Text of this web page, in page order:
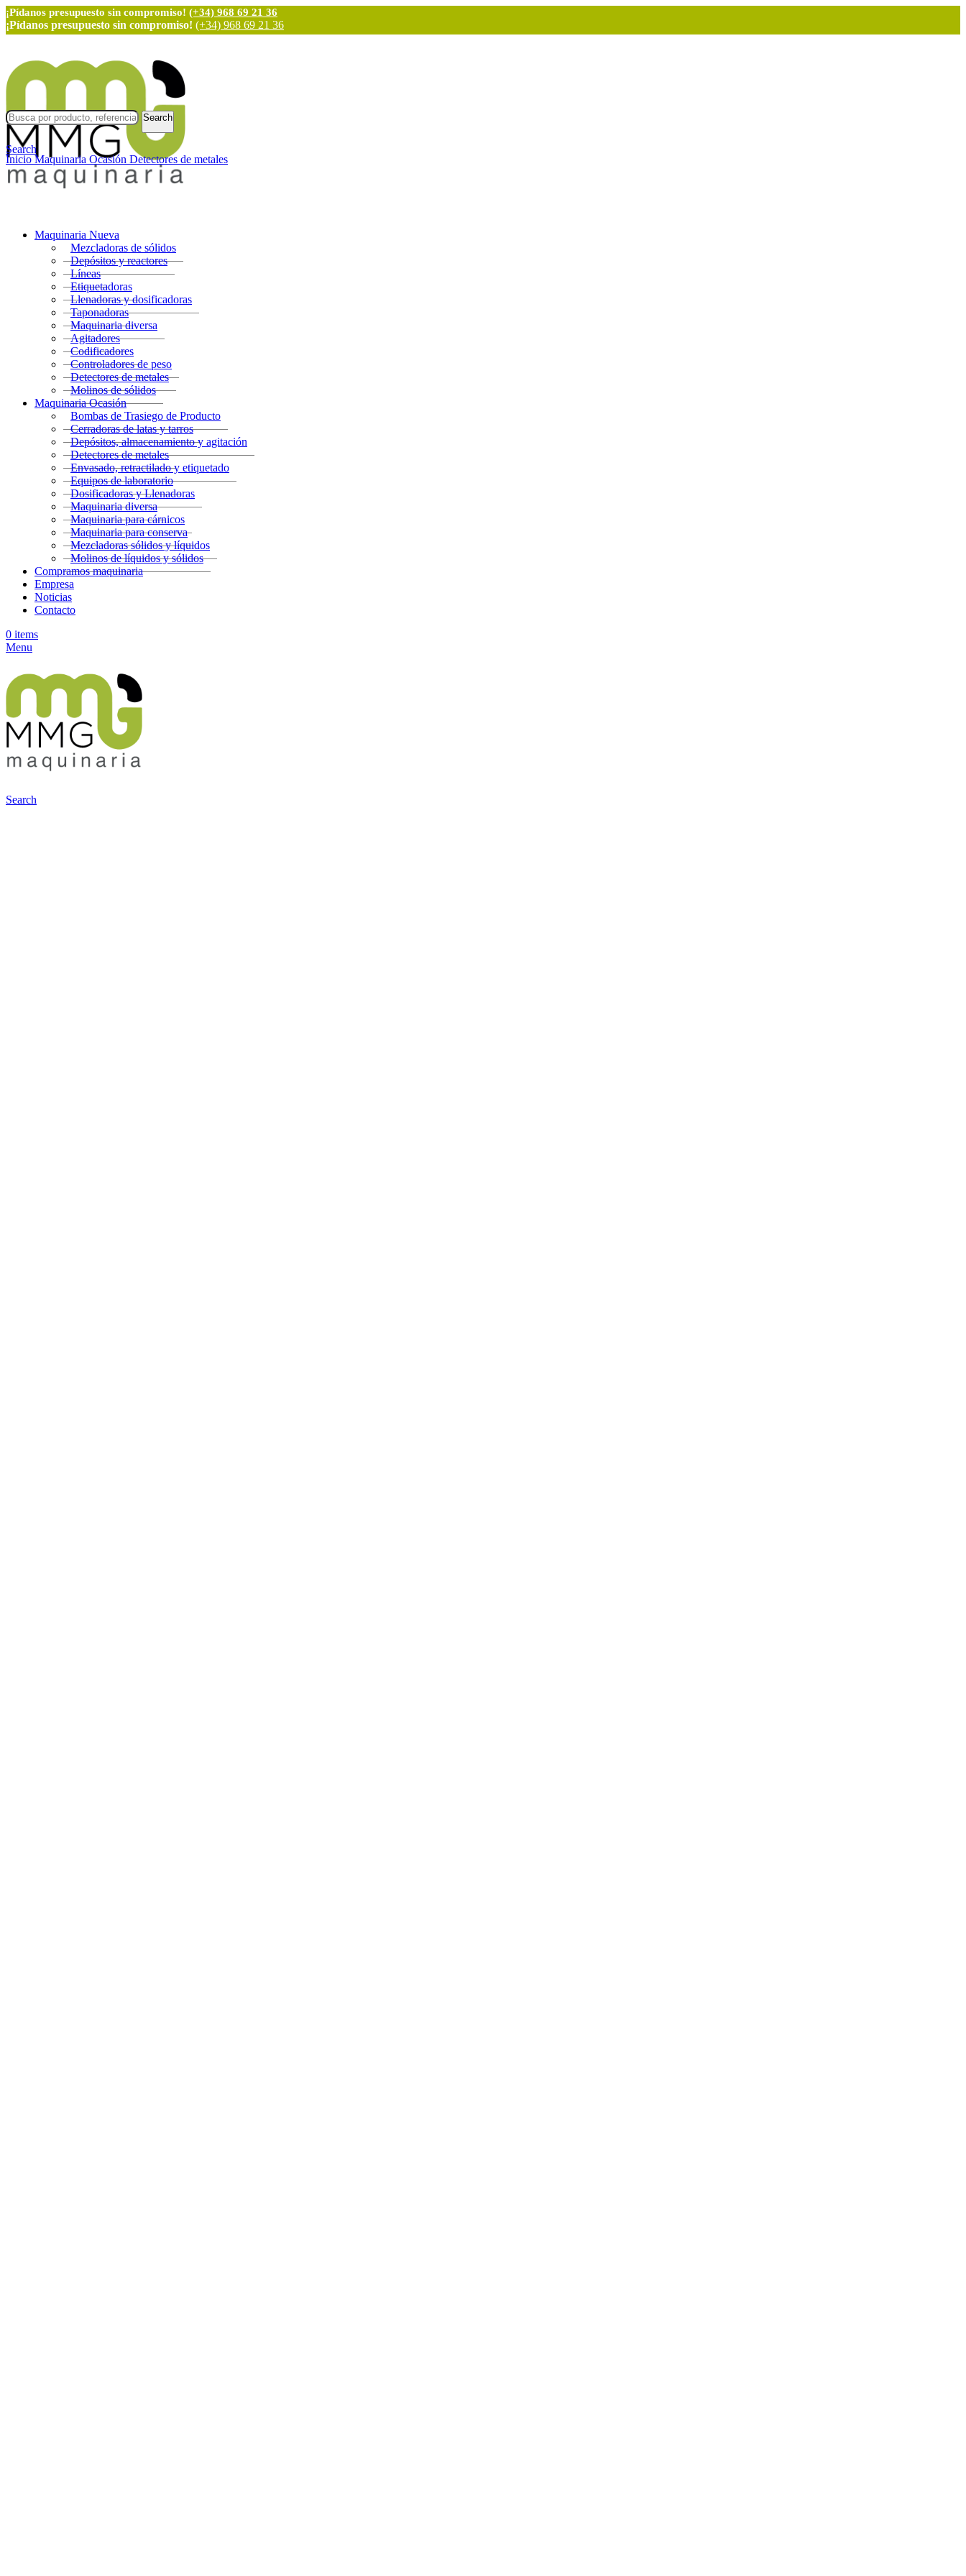
¡Pídanos presupuesto sin compromiso! (+34) 968 69 21 36
¡Pídanos presupuesto sin compromiso! (+34) 968 69 21 36
Maquinaria Nueva
Mezcladoras de sólidos
Depósitos y reactores
Líneas
Etiquetadoras
Llenadoras y dosificadoras
Taponadoras
Maquinaria diversa
Agitadores
Codificadores
Controladores de peso
Detectores de metales
Molinos de sólidos
Maquinaria Ocasión
Bombas de Trasiego de Producto
Cerradoras de latas y tarros
Depósitos, almacenamiento y agitación
Detectores de metales
Envasado, retractilado y etiquetado
Equipos de laboratorio
Dosificadoras y Llenadoras
Maquinaria diversa
Maquinaria para cárnicos
Maquinaria para conserva
Mezcladoras sólidos y líquidos
Molinos de líquidos y sólidos
Compramos maquinaria
Empresa
Noticias
Contacto
0 items
Menu
Search
Search
Search
Inicio Maquinaria Ocasión Detectores de metales